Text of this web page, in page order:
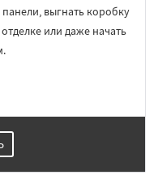
выгнать коробку
или даже начать